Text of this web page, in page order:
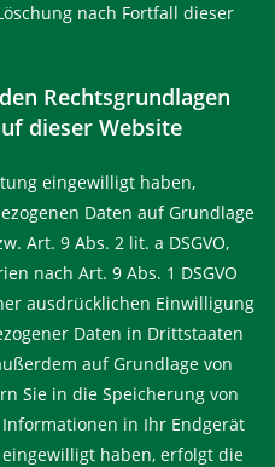
nach Fortfall dieser
Rechtsgrundlagen
dieser Website
eingewilligt haben,
Daten auf Grundlage
Art. 9 Abs. 2 lit. a DSGVO,
nach Art. 9 Abs. 1 DSGVO
ausdrücklichen Einwilligung
Daten in Drittstaaten
auf Grundlage von
Sie in die Speicherung von
in Ihr Endgerät
haben, erfolgt die